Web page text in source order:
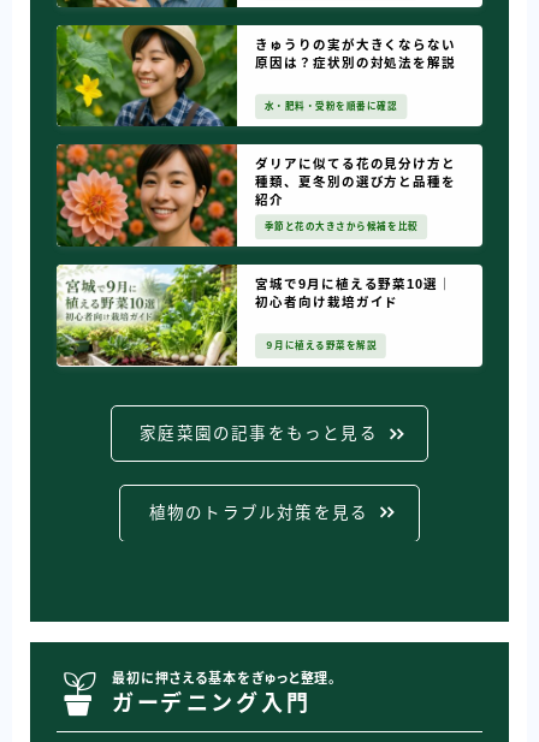
きゅうりの実が大きくならない
原因は？症状別の対処法を解説
水・肥料・受粉を順番に確認
ダリアに似てる花の見分け方と
種類、夏冬別の選び方と品種を
紹介
季節と花の大きさから候補を比較
宮城で9月に植える野菜10選｜
初心者向け栽培ガイド
９月に植える野菜を解説
家庭菜園の記事をもっと見る
植物のトラブル対策を見る
最初に押さえる基本をぎゅっと整理。
ガーデニング入門